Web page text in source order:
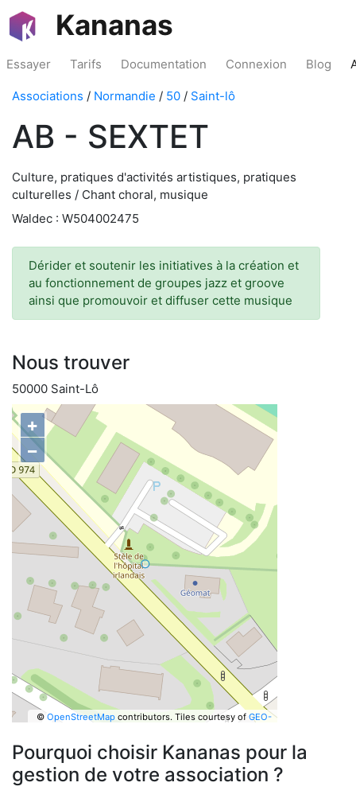
Kananas
Essayer Tarifs Documentation Connexion Blog
Associations / Normandie / 50 / Saint-lô
AB - SEXTET
Culture, pratiques d'activités artistiques, pratiques
culturelles / Chant choral, musique
Waldec : W504002475
Dérider et soutenir les initiatives à la création et
au fonctionnement de groupes jazz et groove
ainsi que promouvoir et diffuser cette musique
Nous trouver
50000 Saint-Lô
+
−
© OpenStreetMapcontributors. Tiles courtesy of GEO-
Pourquoi choisir Kananas pour la
gestion de votre association ?